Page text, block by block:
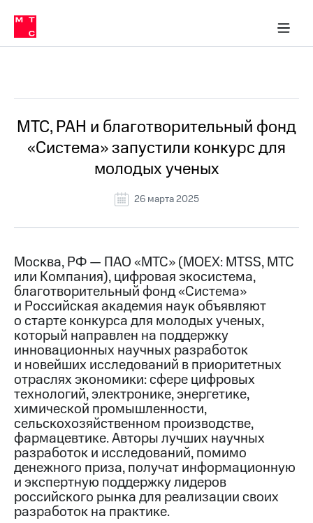
Медиа-центр
и акционерам
Устойчивое развитие
Комплаенс и деловая этика
компании
Карьера
История
компании
Руководство
информация
Контакты
Медиа-центр
Пресс-
релизы
МТС
о технологиях
Достижения
Интервью
Финансовая
отчетность
Контакты
Новости
в
в МТС
Пресс-
релизы
о технологиях
МТС, РАН и благотворительный фонд
«Система» запустили конкурс для
молодых ученых
26 марта 2025
Москва, РФ — ПАО «МТС» (MOEX: MTSS, МТС
или Компания), цифровая экосистема,
благотворительный фонд «Система»
и Российская академия наук объявляют
о старте конкурса для молодых ученых,
который направлен на поддержку
инновационных научных разработок
и новейших исследований в приоритетных
отраслях экономики: сфере цифровых
технологий, электронике, энергетике,
химической промышленности,
сельскохозяйственном производстве,
фармацевтике. Авторы лучших научных
разработок и исследований, помимо
денежного приза, получат информационную
и экспертную поддержку лидеров
российского рынка для реализации своих
разработок на практике.